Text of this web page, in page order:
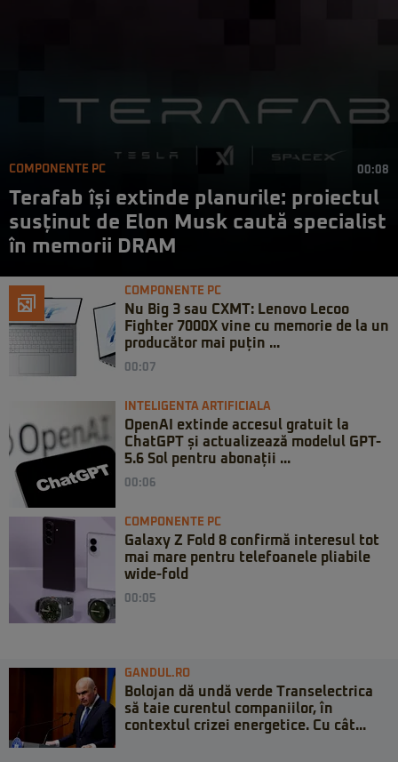
COMPONENTE PC 00:08
Terafab își extinde planurile: proiectul
susținut de Elon Musk caută specialist
în memorii DRAM
COMPONENTE PC
Nu Big 3 sau CXMT: Lenovo Lecoo
Fighter 7000X vine cu memorie de la un
producător mai puțin ...
00:07
INTELIGENTA ARTIFICIALA
OpenAI extinde accesul gratuit la
ChatGPT și actualizează modelul GPT-
5.6 Sol pentru abonații ...
00:06
COMPONENTE PC
Galaxy Z Fold 8 confirmă interesul tot
mai mare pentru telefoanele pliabile
wide-fold
00:05
GANDUL.RO
Bolojan dă undă verde Transelectrica
să taie curentul companiilor, în
contextul crizei energetice. Cu cât...